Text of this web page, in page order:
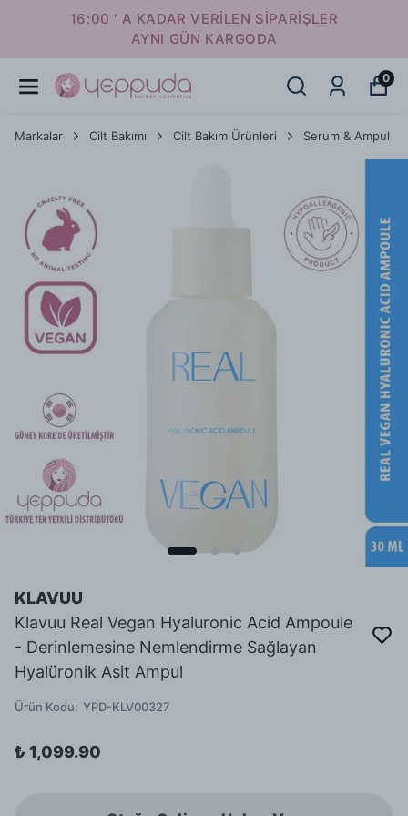
16:00 ' A KADAR VERİLEN SİPARİŞLER
AYNI GÜN KARGODA
0
Markalar Cilt Bakımı Cilt Bakım Ürünleri Serum & Ampul
KLAVUU
Klavuu Real Vegan Hyaluronic Acid Ampoule
- Derinlemesine Nemlendirme Sağlayan
Hyalüronik Asit Ampul
Ürün Kodu: YPD-KLV00327
₺ 1,099.90